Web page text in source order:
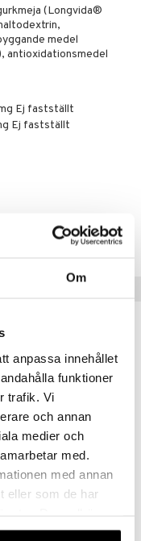
Om
anpassa innehållet
funktioner
trafik. Vi
och annan
medier och
med.
med annan
eller som de har
av vår webbplats.
(Longvida®
medel
antioxidationsmedel
Ej fastställt
Ej fastställt
BioSalma Omega3 Forte 70% 1000mg